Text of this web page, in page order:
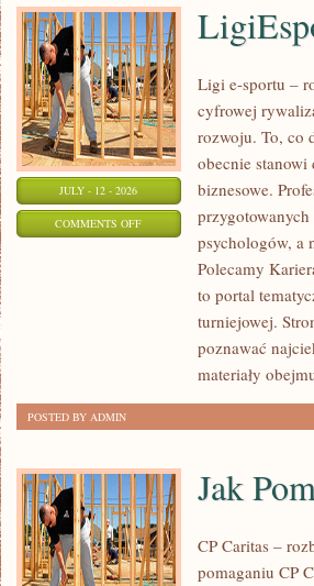
JULY - 12 - 2026
COMMENTS OFFON
LIGIESPORTU
Ligi e-sportu –
cyfrowej
rozwoju. To, co
obecnie stanowi
biznesowe.
psychologów, a
Polecamy
to portal
turniejowej.
poznawać
materiały
POSTED BY ADMIN
Jak
CP Caritas –
pomaganiu CP